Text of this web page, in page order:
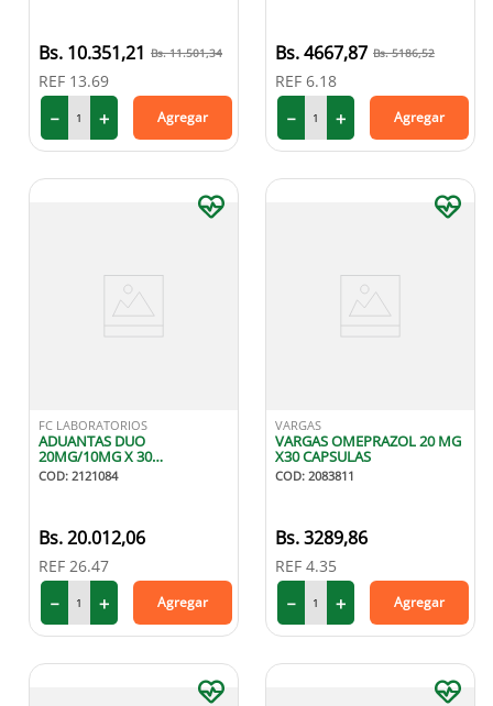
10.351,21 11.501,34
REF 13.69
＋
－ Agregar
4667,87 5186,52
REF 6.18
＋
－ Agregar
FC LABORATORIOS
ADUANTAS DUO
20MG/10MG X 30
COMPRIMIDOS
RECUBIERTOS
COD: 2121084
20.012,06
REF 26.47
＋
－ Agregar
VARGAS
VARGAS OMEPRAZOL 20 MG
X30 CAPSULAS
COD: 2083811
3289,86
REF 4.35
＋
－ Agregar